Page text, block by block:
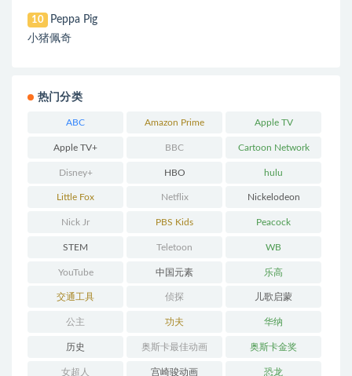
10
Peppa Pig
小猪佩奇
热门分类
ABC Amazon Prime Apple TV
Apple TV+ BBC Cartoon Network
Disney+ HBO hulu
Little Fox Netflix Nickelodeon
Nick Jr PBS Kids Peacock
STEM Teletoon WB
YouTube 中国元素 乐高
交通工具 侦探 儿歌启蒙
公主 功夫 华纳
历史 奥斯卡最佳动画 奥斯卡金奖
女超人 宫崎骏动画 恐龙